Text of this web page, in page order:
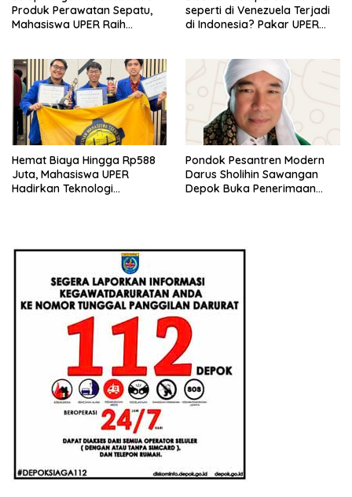
Produk Perawatan Sepatu,
Mahasiswa UPER Raih
seperti di Venezuela Terjadi
di Indonesia? Pakar UPER
Hemat Biaya Hingga Rp588
Juta, Mahasiswa UPER
Hadirkan Teknologi
Pondok Pesantren Modern
Darus Sholihin Sawangan
Depok Buka Penerimaan